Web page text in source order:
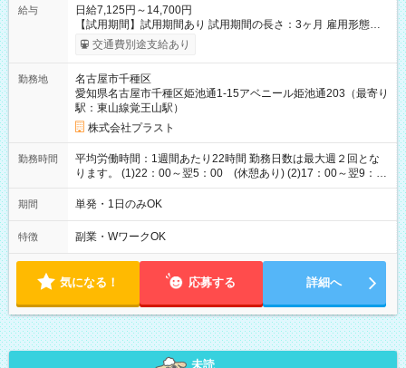
給与
日給7,125円～14,700円
【試用期間】試用期間あり 試用期間の長さ：3ヶ月 雇用形態、
給与は本採用時と同じです。
交通費別途支給あり
勤務地
名古屋市千種区
愛知県名古屋市千種区姫池通1-15アベニール姫池通203（最寄り
駅：東山線覚王山駅）
株式会社プラスト
勤務時間
平均労働時間：1週間あたり22時間 勤務日数は最大週２回とな
ります。 (1)22：00～翌5：00 (休憩あり) (2)17：00～翌9：
00 (休憩あり) ３６協定提出済 平均労働時間：1週間あたり22
時間 勤務日数は最大週２回となります。 (1)22：00～翌5：00
期間 単発・1日のみOK
特徴 副業・WワークOK
気になる！ 応募する 詳細へ
未読